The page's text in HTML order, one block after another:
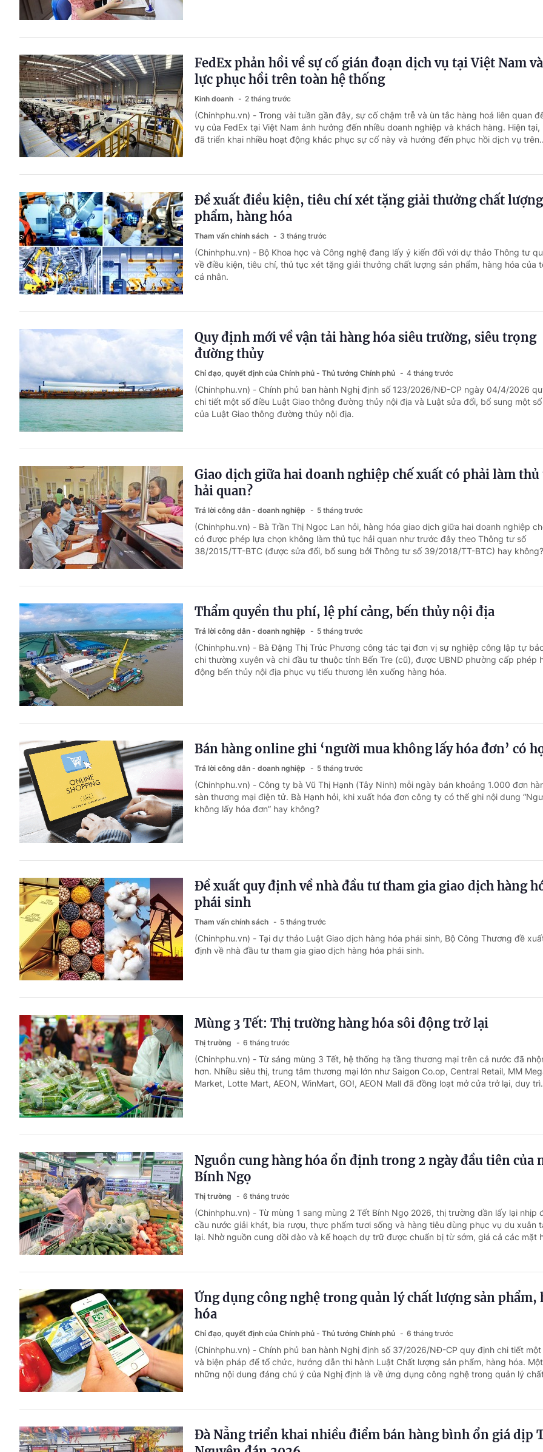
FedEx phản hồi về sự cố gián đoạn dịch vụ tại Việt Nam
lực phục hồi trên toàn hệ thống
Kinh doanh 2 tháng trước
(Chinhphu.vn) - Trong vài tuần gần đây, sự cố chậm trễ và ùn tắc hàng hoá liên quan
vụ của FedEx tại Việt Nam ảnh hưởng đến nhiều doanh nghiệp và khách hàng. Hiện tại,
đã triển khai nhiều hoạt động khắc phục sự cố này và hướng đến phục hồi dịch vụ
Đề xuất điều kiện, tiêu chí xét tặng giải thưởng chất
phẩm, hàng hóa
Tham vấn chính sách 3 tháng trước
(Chinhphu.vn) - Bộ Khoa học và Công nghệ đang lấy ý kiến đối với dự thảo Thông tư
về điều kiện, tiêu chí, thủ tục xét tặng giải thưởng chất lượng sản phẩm, hàng hóa của
cá nhân.
Quy định mới về vận tải hàng hóa siêu trường, siêu trọng
đường thủy
Chỉ đạo, quyết định của Chính phủ - Thủ tướng Chính phủ 4 tháng trước
(Chinhphu.vn) - Chính phủ ban hành Nghị định số 123/2026/NĐ-CP ngày 04/4/2026
chi tiết một số điều Luật Giao thông đường thủy nội địa và Luật sửa đổi, bổ sung một
của Luật Giao thông đường thủy nội địa.
Giao dịch giữa hai doanh nghiệp chế xuất có phải làm thủ
hải quan?
Trả lời công dân - doanh nghiệp 5 tháng trước
(Chinhphu.vn) - Bà Trần Thị Ngọc Lan hỏi, hàng hóa giao dịch giữa hai doanh nghiệp
có được phép lựa chọn không làm thủ tục hải quan như trước đây theo Thông tư số
38/2015/TT-BTC (được sửa đổi, bổ sung bởi Thông tư số 39/2018/TT-BTC) hay không?
Thẩm quyền thu phí, lệ phí cảng, bến thủy nội địa
Trả lời công dân - doanh nghiệp 5 tháng trước
(Chinhphu.vn) - Bà Đặng Thị Trúc Phương công tác tại đơn vị sự nghiệp công lập tự
chi thường xuyên và chi đầu tư thuộc tỉnh Bến Tre (cũ), được UBND phường cấp phép
động bến thủy nội địa phục vụ tiểu thương lên xuống hàng hóa.
Bán hàng online ghi ‘người mua không lấy hóa đơn’ có
Trả lời công dân - doanh nghiệp 5 tháng trước
(Chinhphu.vn) - Công ty bà Vũ Thị Hạnh (Tây Ninh) mỗi ngày bán khoảng 1.000 đơn
sàn thương mại điện tử. Bà Hạnh hỏi, khi xuất hóa đơn công ty có thể ghi nội dung
không lấy hóa đơn” hay không?
Đề xuất quy định về nhà đầu tư tham gia giao dịch hàng
phái sinh
Tham vấn chính sách 5 tháng trước
(Chinhphu.vn) - Tại dự thảo Luật Giao dịch hàng hóa phái sinh, Bộ Công Thương đề
định về nhà đầu tư tham gia giao dịch hàng hóa phái sinh.
Mùng 3 Tết: Thị trường hàng hóa sôi động trở lại
Thị trường 6 tháng trước
(Chinhphu.vn) - Từ sáng mùng 3 Tết, hệ thống hạ tầng thương mại trên cả nước đã
hơn. Nhiều siêu thị, trung tâm thương mại lớn như Saigon Co.op, Central Retail, MM
Market, Lotte Mart, AEON, WinMart, GO!, AEON Mall đã đồng loạt mở cửa trở lại, duy
Nguồn cung hàng hóa ổn định trong 2 ngày đầu tiên của
Bính Ngọ
Thị trường 6 tháng trước
(Chinhphu.vn) - Từ mùng 1 sang mùng 2 Tết Bính Ngọ 2026, thị trường dần lấy lại nhịp
cầu nước giải khát, bia rượu, thực phẩm tươi sống và hàng tiêu dùng phục vụ du xuân
lại. Nhờ nguồn cung dồi dào và kế hoạch dự trữ được chuẩn bị từ sớm, giá cả các mặt
Ứng dụng công nghệ trong quản lý chất lượng sản phẩm,
hóa
Chỉ đạo, quyết định của Chính phủ - Thủ tướng Chính phủ 6 tháng trước
(Chinhphu.vn) - Chính phủ ban hành Nghị định số 37/2026/NĐ-CP quy định chi tiết một
và biện pháp để tổ chức, hướng dẫn thi hành Luật Chất lượng sản phẩm, hàng hóa.
những nội dung đáng chú ý của Nghị định là về ứng dụng công nghệ trong quản lý
Đà Nẵng triển khai nhiều điểm bán hàng bình ổn giá dịp